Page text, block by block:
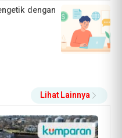
dengan
Lihat Lainnya